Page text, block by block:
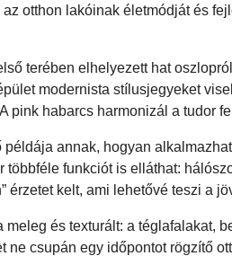
otthon lakóinak életmódját és
terében elhelyezett hat
modernista stílusjegyeket
pink habarcs harmonizál a tudor
annak, hogyan
többféle funkciót is elláthat:
érzetet kelt, ami lehetővé teszi a
és texturált: a téglafalakat,
ne csupán egy időpontot rögzítő